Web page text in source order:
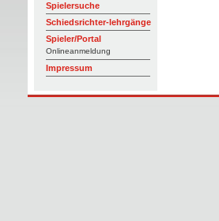
Spielersuche
Schiedsrichter-lehrgänge
Spieler/Portal
Onlineanmeldung
Impressum